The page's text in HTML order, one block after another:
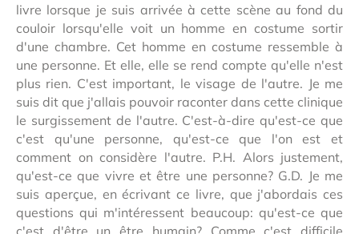
livre lorsque je suis arrivée à cette scène au fond du
couloir lorsqu'elle voit un homme en costume sortir
d'une chambre. Cet homme en costume ressemble à
une personne. Et elle, elle se rend compte qu'elle n'est
plus rien. C'est important, le visage de l'autre. Je me
suis dit que j'allais pouvoir raconter dans cette clinique
le surgissement de l'autre. C'est-à-dire qu'est-ce que
c'est qu'une personne, qu'est-ce que l'on est et
comment on considère l'autre. P.H. Alors justement,
qu'est-ce que vivre et être une personne? G.D. Je me
suis aperçue, en écrivant ce livre, que j'abordais ces
questions qui m'intéressent beaucoup: qu'est-ce que
c'est d'être un être humain? Comme c'est difficile